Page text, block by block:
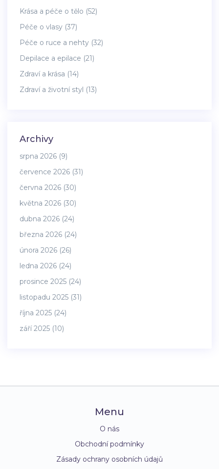
Krása a péče o tělo (52)
Péče o vlasy (37)
Péče o ruce a nehty (32)
Depilace a epilace (21)
Zdraví a krása (14)
Zdraví a životní styl (13)
Archivy
srpna 2026 (9)
července 2026 (31)
června 2026 (30)
května 2026 (30)
dubna 2026 (24)
března 2026 (24)
února 2026 (26)
ledna 2026 (24)
prosince 2025 (24)
listopadu 2025 (31)
října 2025 (24)
září 2025 (10)
Menu
O nás
Obchodní podmínky
Zásady ochrany osobních údajů